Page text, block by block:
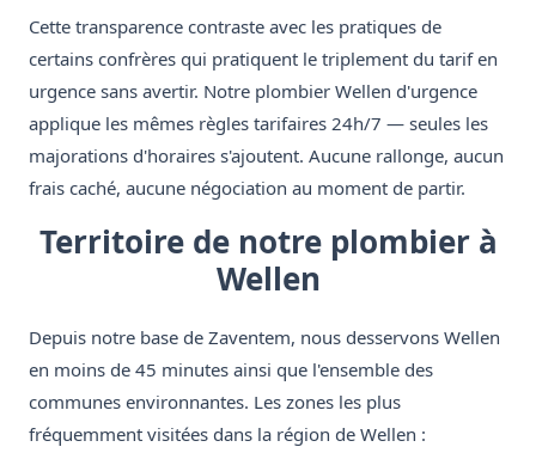
Cette transparence contraste avec les pratiques de
certains confrères qui pratiquent le triplement du tarif en
urgence sans avertir. Notre plombier Wellen d'urgence
applique les mêmes règles tarifaires 24h/7 — seules les
majorations d'horaires s'ajoutent. Aucune rallonge, aucun
frais caché, aucune négociation au moment de partir.
Territoire de notre plombier à
Wellen
Depuis notre base de Zaventem, nous desservons Wellen
en moins de 45 minutes ainsi que l'ensemble des
communes environnantes. Les zones les plus
fréquemment visitées dans la région de Wellen :